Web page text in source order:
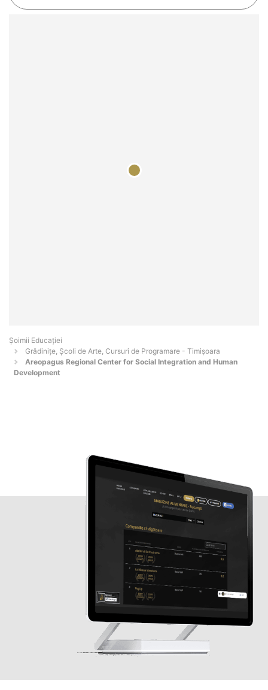
Șoimii Educației
Grădinițe, Școli de Arte, Cursuri de Programare - Timişoara
Areopagus Regional Center for Social Integration and Human
Development